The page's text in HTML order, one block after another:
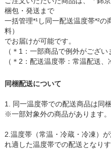
梱包・発送まで
一括管理*¹し同一配送温度帯*²
料）
でお届けが可能です。
（＊1：一部商品で例外がござい
（＊2：配送温度帯：常温配送、
同梱配送について
1. 同一温度帯での配送商品は同
※一部対象外の商品があります。
2.温度帯（常温・冷蔵・冷凍）
れ適した温度帯での配送となりす